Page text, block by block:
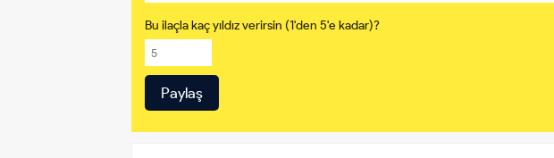
Bu ilaçla kaç yıldız verirsin (1'den 5'e kadar)?